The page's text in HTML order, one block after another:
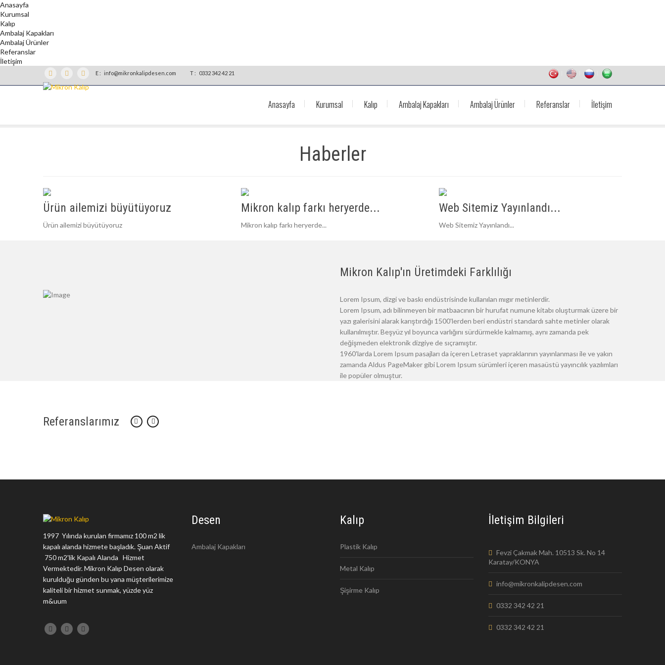
Anasayfa
Kurumsal
Kalıp
Ambalaj Kapakları
Ambalaj Ürünler
Referanslar
İletişim
E : info@mikronkalipdesen.com T : 0332 342 42 21
Anasayfa Kurumsal Kalıp Ambalaj Kapakları Ambalaj Ürünler Referanslar İletişim
Haberler
Ürün ailemizi büyütüyoruz
Ürün ailemizi büyütüyoruz
Mikron kalıp farkı heryerde...
Mikron kalıp farkı heryerde...
Web Sitemiz Yayınlandı...
Web Sitemiz Yayınlandı...
Mikron Kalıp'ın Üretimdeki Farklılığı
Lorem Ipsum, dizgi ve baskı endüstrisinde kullanılan mıgır metinlerdir.
Lorem Ipsum, adı bilinmeyen bir matbaacının bir hurufat numune kitabı oluşturmak üzere bir
yazı galerisini alarak karıştırdığı 1500'lerden beri endüstri standardı sahte metinler olarak
kullanılmıştır. Beşyüz yıl boyunca varlığını sürdürmekle kalmamış, aynı zamanda pek
değişmeden elektronik dizgiye de sıçramıştır.
1960'larda Lorem Ipsum pasajları da içeren Letraset yapraklarının yayınlanması ile ve yakın
zamanda Aldus PageMaker gibi Lorem Ipsum sürümleri içeren masaüstü yayıncılık yazılımları
ile popüler olmuştur.
Referanslarımız
1997 Yılında kurulan firmamız 100 m2 lik
kapalı alanda hizmete başladık. Şuan Aktif
750 m2'lik Kapalı Alanda Hizmet
Vermektedir. Mikron Kalıp Desen olarak
kurulduğu günden bu yana müşterilerimize
kaliteli bir hizmet sunmak, yüzde yüz
m&uum
Desen
Ambalaj Kapakları
Kalıp
Plastik Kalıp
Metal Kalıp
Şişirme Kalıp
İletişim Bilgileri
Fevzi Çakmak Mah. 10513 Sk. No 14
Karatay/KONYA
info@mikronkalipdesen.com
0332 342 42 21
0332 342 42 21